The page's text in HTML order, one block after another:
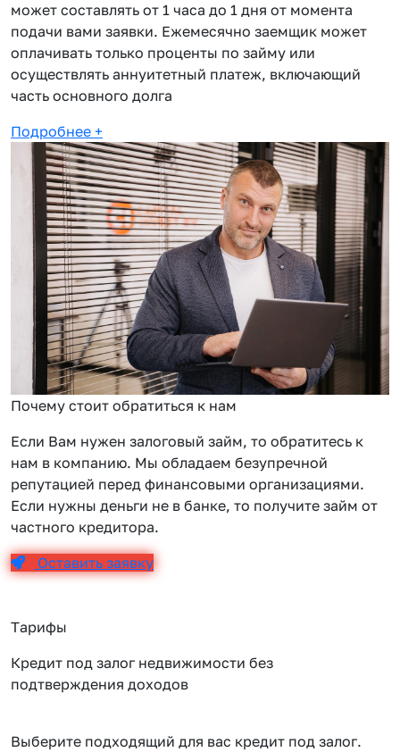
может составлять от 1 часа до 1 дня от момента
подачи вами заявки. Ежемесячно заемщик может
оплачивать только проценты по займу или
осуществлять аннуитетный платеж, включающий
часть основного долга
Подробнее +
Почему стоит обратиться к нам
Если Вам нужен залоговый займ, то обратитесь к
нам в компанию. Мы обладаем безупречной
репутацией перед финансовыми организациями.
Если нужны деньги не в банке, то получите займ от
частного кредитора.
Оставить заявку
Тарифы
Кредит под залог недвижимости без
подтверждения доходов
Выберите подходящий для вас кредит под залог.